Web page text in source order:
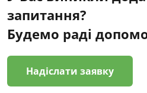
запитання?
Будемо раді
Надіслати заявку